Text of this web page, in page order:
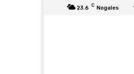
23.6 C Nogales